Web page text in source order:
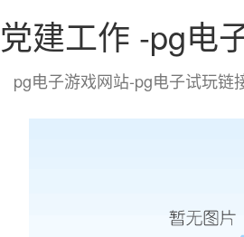
党建工作 -pg电
pg电子游戏网站-pg电子试玩链